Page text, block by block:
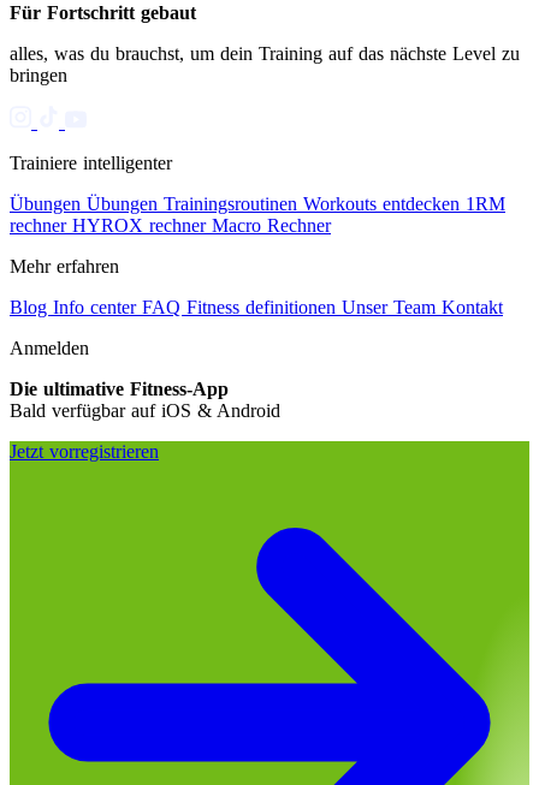
Für Fortschritt gebaut
alles, was du brauchst, um dein Training auf das nächste Level zu
bringen
Trainiere intelligenter
Übungen Übungen Trainingsroutinen Workouts entdecken 1RM
rechner HYROX rechner Macro Rechner
Mehr erfahren
Blog Info center FAQ Fitness definitionen Unser Team Kontakt
Anmelden
Die ultimative Fitness-App
Bald verfügbar auf iOS & Android
Jetzt vorregistrieren